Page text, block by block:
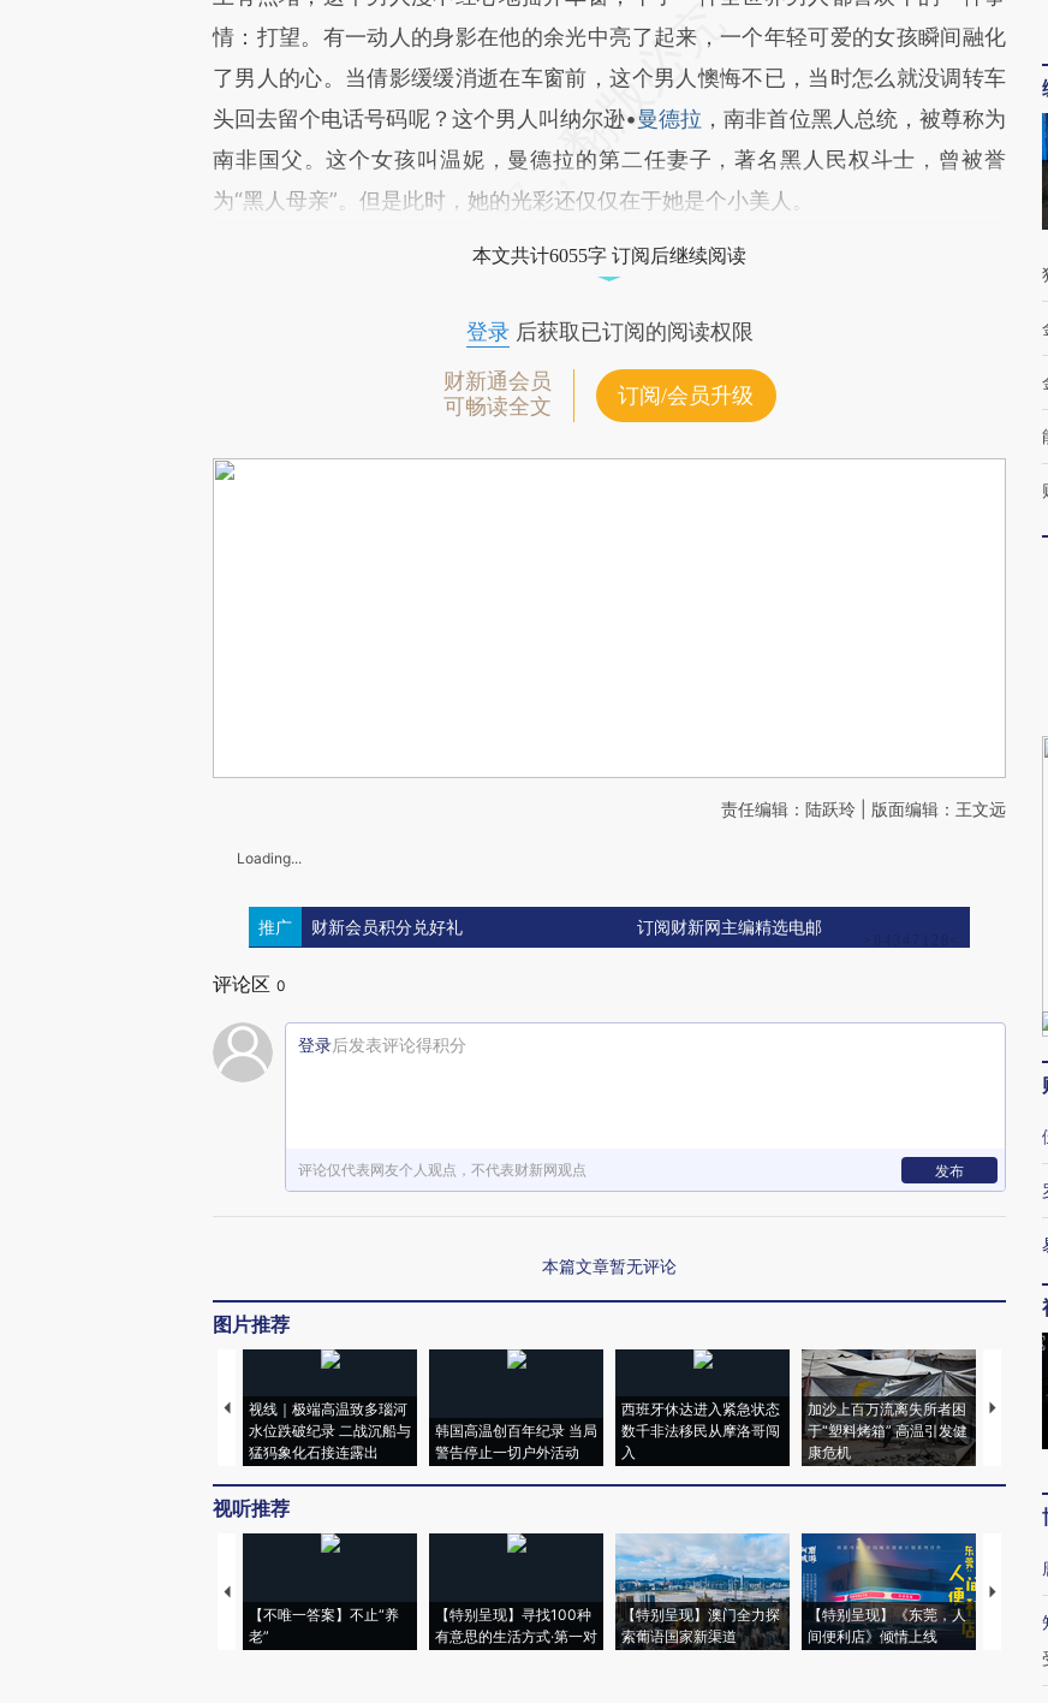
情：打望。有一动人的身影在他的余光中亮了起来，一个年轻可爱的女孩瞬间融化
了男人的心。当倩影缓缓消逝在车窗前，这个男人懊悔不已，当时怎么就没调转车
头回去留个电话号码呢？这个男人叫纳尔逊•曼德拉 ，南非首位黑人总统，被尊称为
南非国父。这个女孩叫温妮，曼德拉的第二任妻子，著名黑人民权斗士，曾被誉
为“黑人母亲”。但是此时，她的光彩还仅仅在于她是个小美人。
本文共计6055字 订阅后继续阅读
登录后获取已订阅的阅读权限
财新通会员
可畅读全文
订阅/会员升级
责任编辑：陆跃玲 | 版面编辑：王文远
Loading...
推广 财新会员积分兑好礼 订阅财新网主编精选电邮
评论区 0
登录后发表评论得积分
评论仅代表网友个人观点，不代表财新网观点 发布
本篇文章暂无评论
图片推荐
视线｜极端高温致多瑙河
水位跌破纪录 二战沉船与
猛犸象化石接连露出
韩国高温创百年纪录 当局
警告停止一切户外活动
西班牙休达进入紧急状态
数千非法移民从摩洛哥闯
入
加沙上百万流离失所者困
于“塑料烤箱” 高温引发健
康危机
视线｜
术：是
心“花
视听推荐
【不唯一答案】不止“养
老”
【特别呈现】寻找100种
有意思的生活方式·第一对
【特别呈现】澳门全力探
索葡语国家新渠道
【特别呈现】《东莞，人
间便利店》倾情上线
【推广
会，让